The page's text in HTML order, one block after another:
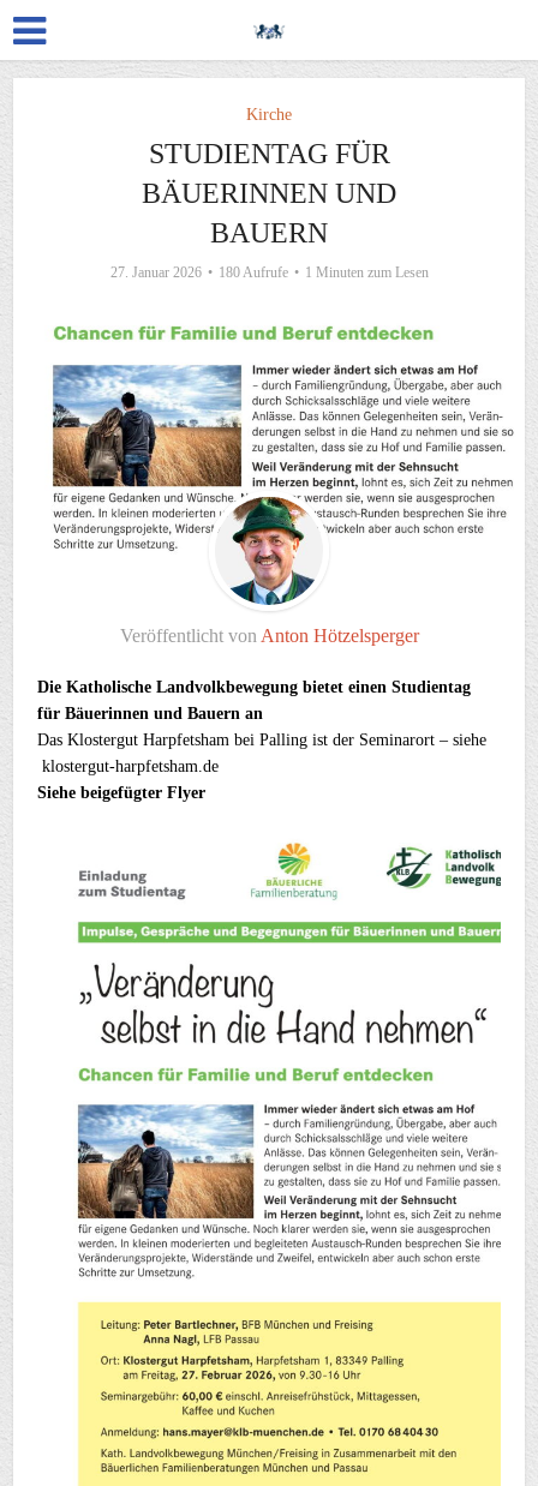
Kirche
STUDIENTAG FÜR
BÄUERINNEN UND
BAUERN
27. Januar 2026 180 Aufrufe 1 Minuten zum Lesen
Veröffentlicht von Anton Hötzelsperger
Die Katholische Landvolkbewegung bietet einen Studientag
für Bäuerinnen und Bauern an
Das Klostergut Harpfetsham bei Palling ist der Seminarort – siehe
klostergut-harpfetsham.de
Siehe beigefügter Flyer